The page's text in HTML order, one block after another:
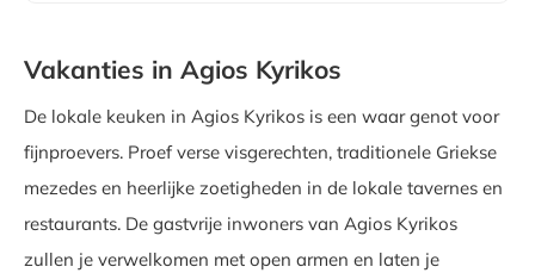
Vakanties in Agios Kyrikos
De lokale keuken in Agios Kyrikos is een waar genot voor
fijnproevers. Proef verse visgerechten, traditionele Griekse
mezedes en heerlijke zoetigheden in de lokale tavernes en
restaurants. De gastvrije inwoners van Agios Kyrikos
zullen je verwelkomen met open armen en laten je